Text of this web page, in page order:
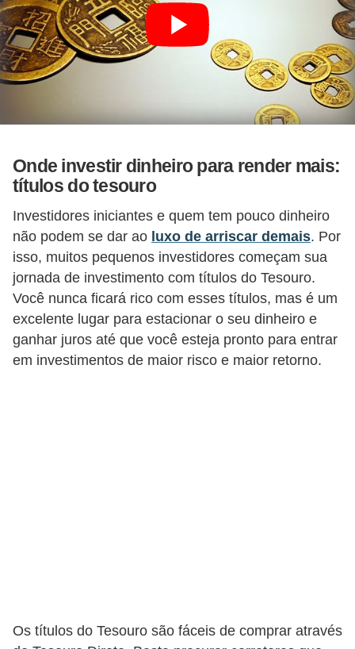
Onde investir dinheiro para render mais:
títulos do tesouro
Investidores iniciantes e quem tem pouco dinheiro
não podem se dar ao luxo de arriscar demais. Por
isso, muitos pequenos investidores começam sua
jornada de investimento com títulos do Tesouro.
Você nunca ficará rico com esses títulos, mas é um
excelente lugar para estacionar o seu dinheiro e
ganhar juros até que você esteja pronto para entrar
em investimentos de maior risco e maior retorno.
Os títulos do Tesouro são fáceis de comprar através